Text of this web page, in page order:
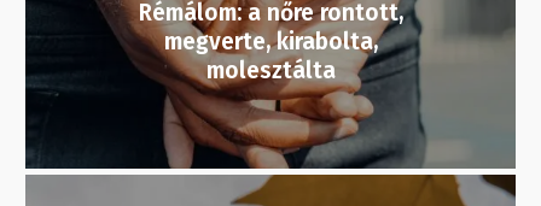
Rémálom: a nőre rontott,
megverte, kirabolta,
molesztálta